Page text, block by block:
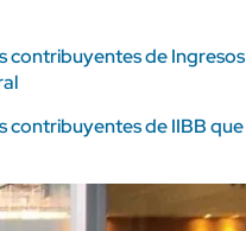
contribuyentes de Ingresos
contribuyentes de IIBB que